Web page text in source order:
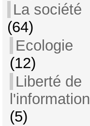
La société
(64)
Ecologie
(12)
Liberté de
l'information
(5)